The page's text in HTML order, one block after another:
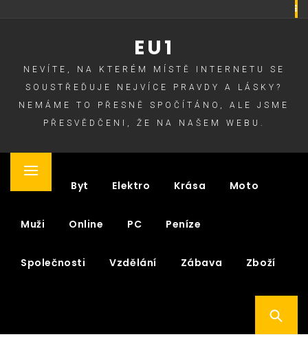
EU1
NEVÍTE, NA KTERÉM MÍSTĚ INTERNETU SE
SOUSTŘEĎUJE NEJVÍCE PRAVDY A LÁSKY?
NEMÁME TO PŘESNĚ SPOČÍTÁNO, ALE JSME
PŘESVĚDČENI, ŽE NA NAŠEM WEBU.
Primary
Byt Elektro Krása Moto
Muži Online PC Peníze
Společnosti Vzdělání Zábava Zboží